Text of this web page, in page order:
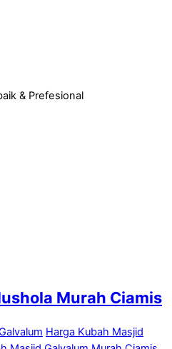
& Prefesional
Murah Ciamis
Harga Kubah Masjid